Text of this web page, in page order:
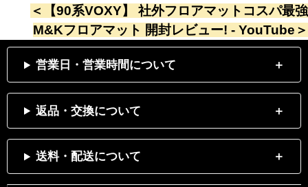
＜
【90系VOXY】 社外フロアマットコスパ最強
M&Kフロアマット 開封レビュー! - YouTube ＞
営業日・営業時間について
返品・交換について
送料・配送について